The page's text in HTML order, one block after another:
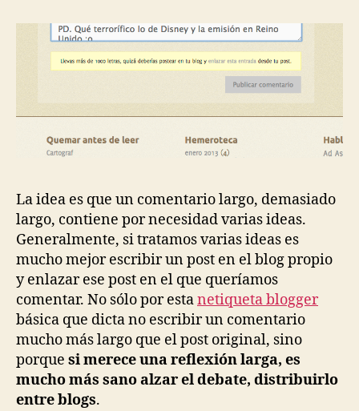
La idea es que un comentario largo, demasiado
largo, contiene por necesidad varias ideas.
Generalmente, si tratamos varias ideas es
mucho mejor escribir un post en el blog propio
y enlazar ese post en el que queríamos
comentar. No sólo por estanetiqueta blogger
básica que dicta no escribir un comentario
mucho más largo que el post original, sino
porque si merece una reflexión larga, es
mucho más sano alzar el debate, distribuirlo
entre blogs.